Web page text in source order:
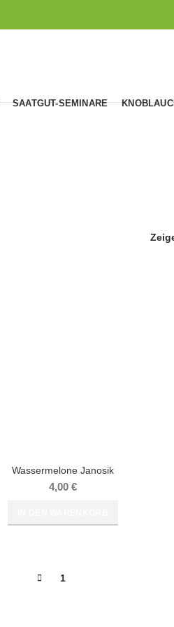
SAATGUT-SEMINARE
Wassermelone Janosik
4,00 €
1